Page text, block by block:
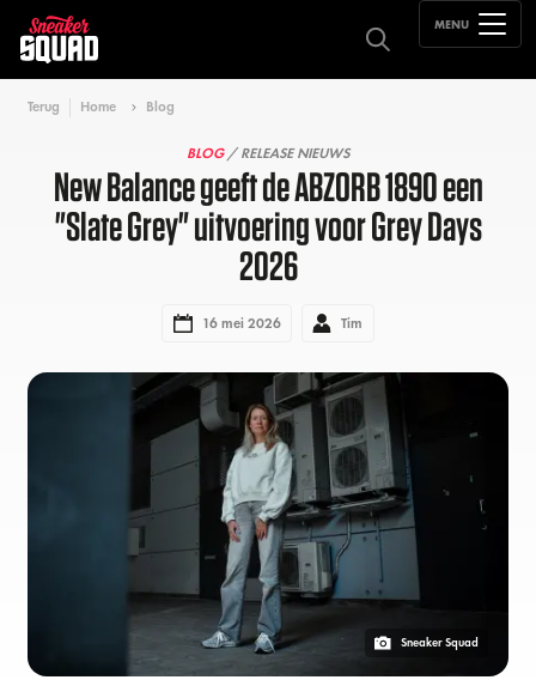
MENU
Terug Home Blog
BLOG/ RELEASE NIEUWS
New Balance geeft de ABZORB 1890 een
"Slate Grey" uitvoering voor Grey Days
2026
16 mei 2026 Tim
Sneaker Squad